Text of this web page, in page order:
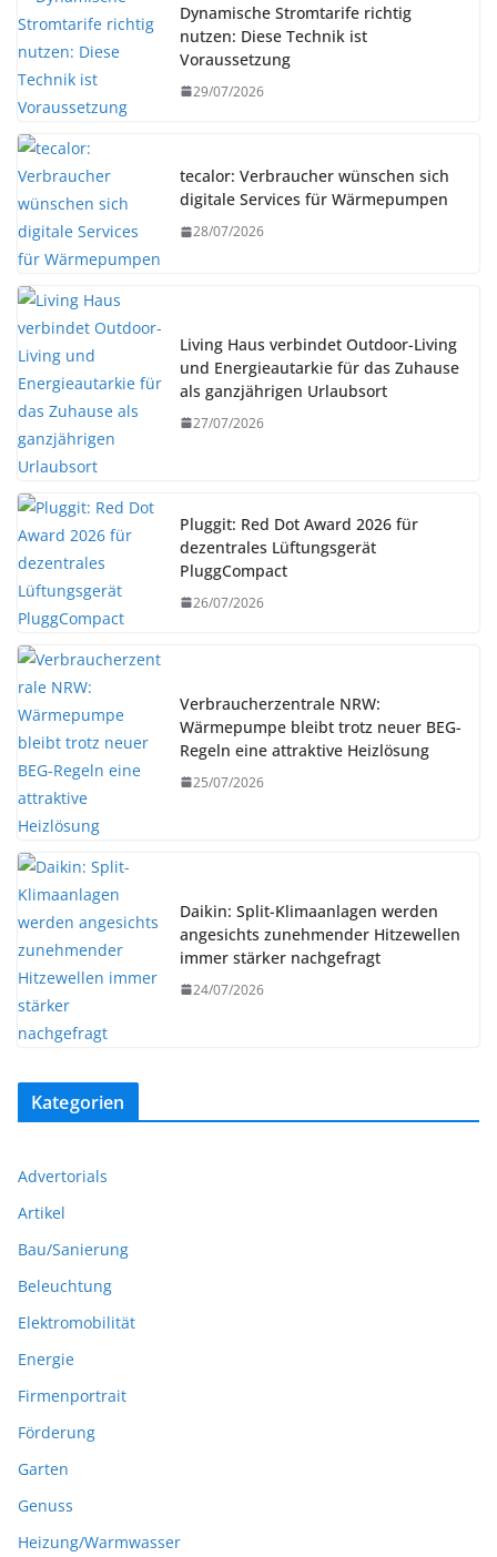
Dynamische Stromtarife richtig
nutzen: Diese Technik ist
Voraussetzung
29/07/2026
tecalor: Verbraucher wünschen sich
digitale Services für Wärmepumpen
28/07/2026
Living Haus verbindet Outdoor-Living
und Energieautarkie für das Zuhause
als ganzjährigen Urlaubsort
27/07/2026
Pluggit: Red Dot Award 2026 für
dezentrales Lüftungsgerät
PluggCompact
26/07/2026
Verbraucherzentrale NRW:
Wärmepumpe bleibt trotz neuer BEG-
Regeln eine attraktive Heizlösung
25/07/2026
Daikin: Split-Klimaanlagen werden
angesichts zunehmender Hitzewellen
immer stärker nachgefragt
24/07/2026
Kategorien
Advertorials
Artikel
Bau/Sanierung
Beleuchtung
Elektromobilität
Energie
Firmenportrait
Förderung
Garten
Genuss
Heizung/Warmwasser